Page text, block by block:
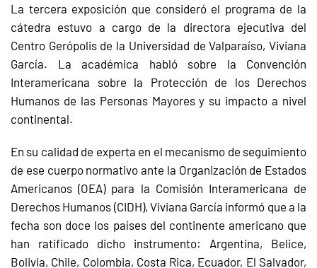
La tercera exposición que consideró el programa de la
cátedra estuvo a cargo de la directora ejecutiva del
Centro Gerópolis de la Universidad de Valparaíso, Viviana
García. La académica habló sobre la Convención
Interamericana sobre la Protección de los Derechos
Humanos de las Personas Mayores y su impacto a nivel
continental.
En su calidad de experta en el mecanismo de seguimiento
de ese cuerpo normativo ante la Organización de Estados
Americanos (OEA) para la Comisión Interamericana de
Derechos Humanos (CIDH), Viviana García informó que a la
fecha son doce los países del continente americano que
han ratificado dicho instrumento: Argentina, Belice,
Bolivia, Chile, Colombia, Costa Rica, Ecuador, El Salvador,